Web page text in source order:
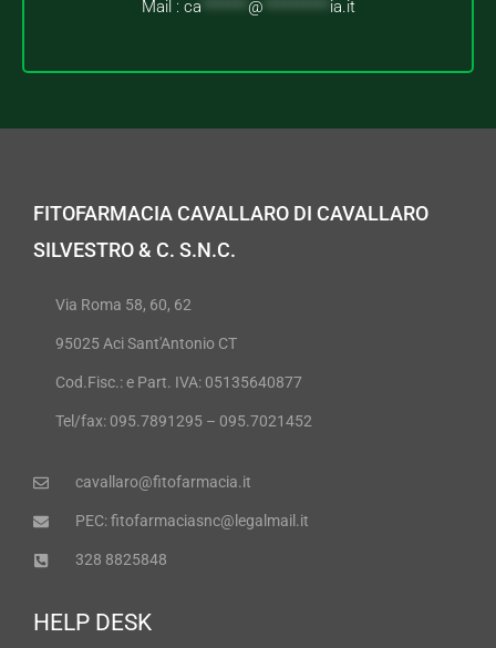
Mail : ca @ ia.it
FITOFARMACIA CAVALLARO DI CAVALLARO
SILVESTRO & C. S.N.C.
Via Roma 58, 60, 62
95025 Aci Sant'Antonio CT
Cod.Fisc.: e Part. IVA: 05135640877
Tel/fax: 095.7891295 – 095.7021452
cavallaro@fitofarmacia.it
PEC: fitofarmaciasnc@legalmail.it
328 8825848
HELP DESK